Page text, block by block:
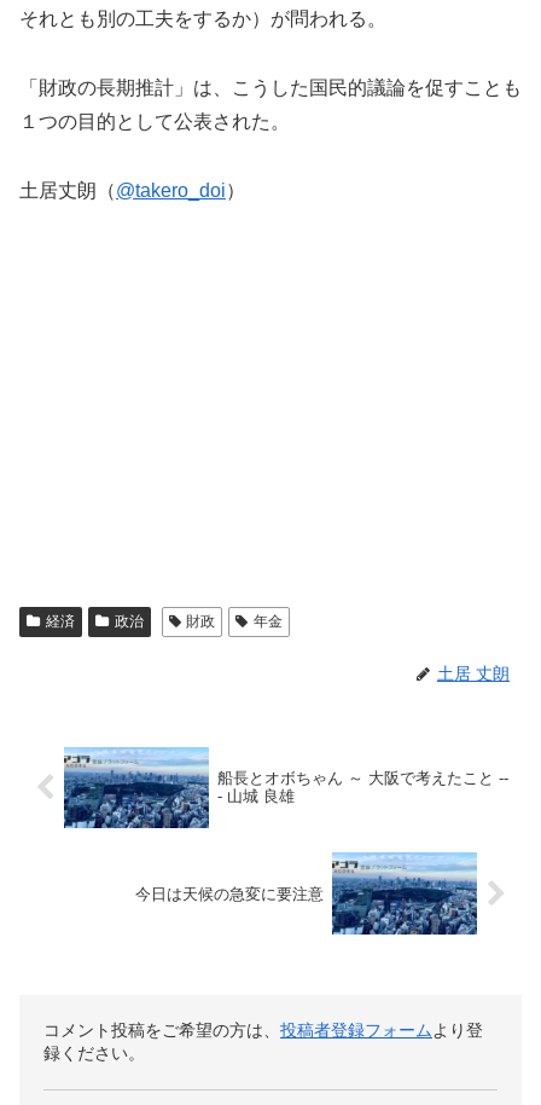
それとも別の工夫をするか）が問われる。
「財政の長期推計」は、こうした国民的議論を促すことも
１つの目的として公表された。
土居丈朗（@takero_doi）
経済 政治 財政 年金
土居 丈朗
船長とオボちゃん ～ 大阪で考えたこと --
- 山城 良雄
今日は天候の急変に要注意
コメント投稿をご希望の方は、 投稿者登録フォーム より登
録ください。